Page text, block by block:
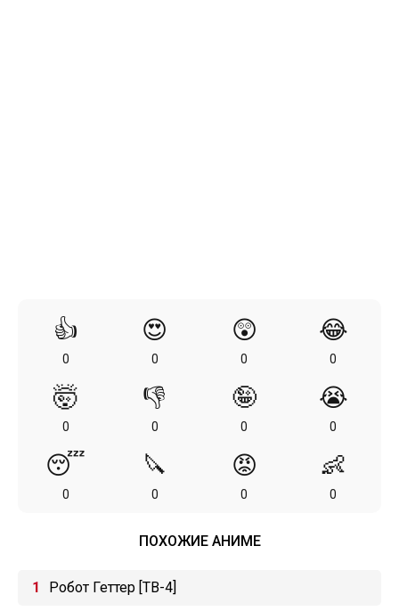
👍
0
😍
0
😲
0
😂
0
🤯
0
👎
0
🤪
0
😭
0
😴
0
🔪
0
😡
0
👶
0
ПОХОЖИЕ АНИМЕ
Робот Геттер [ТВ-4]